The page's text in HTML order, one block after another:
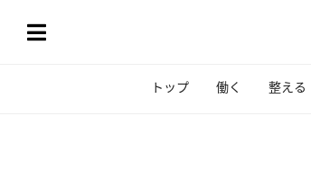
トップ 働く 整える